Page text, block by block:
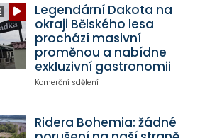
Legendární Dakota na
okraji Bělského lesa
prochází masivní
proměnou a nabídne
exkluzivní gastronomii
Komerční sdělení
Ridera Bohemia: žádné